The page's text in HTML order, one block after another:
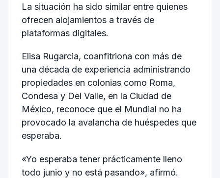
La situación ha sido similar entre quienes
ofrecen alojamientos a través de
plataformas digitales.
Elisa Rugarcia, coanfitriona con más de
una década de experiencia administrando
propiedades en colonias como Roma,
Condesa y Del Valle, en la Ciudad de
México, reconoce que el Mundial no ha
provocado la avalancha de huéspedes que
esperaba.
«Yo esperaba tener prácticamente lleno
todo junio y no está pasando», afirmó.